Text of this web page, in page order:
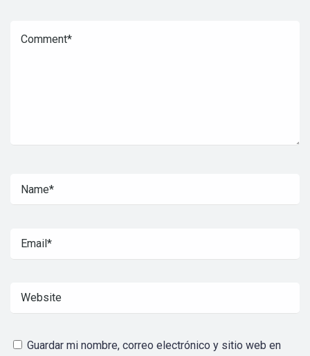
Guardar mi nombre, correo electrónico y sitio web en